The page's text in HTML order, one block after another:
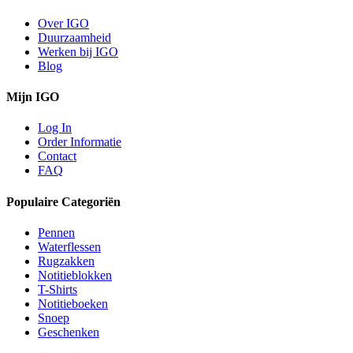
Over IGO
Duurzaamheid
Werken bij IGO
Blog
Mijn IGO
Log In
Order Informatie
Contact
FAQ
Populaire Categoriën
Pennen
Waterflessen
Rugzakken
Notitieblokken
T-Shirts
Notitieboeken
Snoep
Geschenken